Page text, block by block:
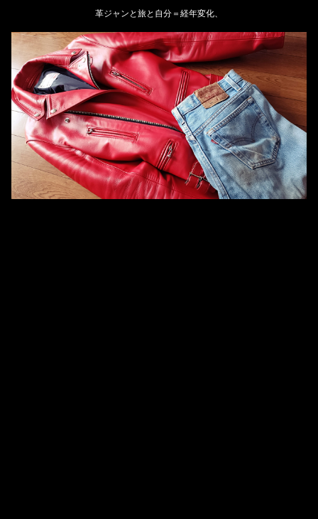
革ジャンと旅と自分＝経年変化、